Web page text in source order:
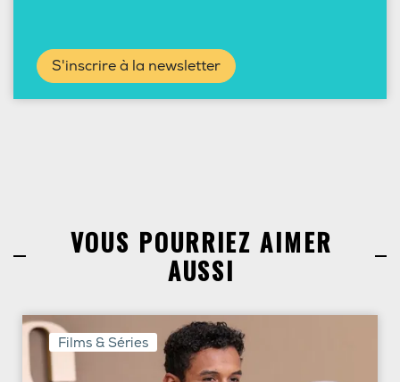
S'inscrire à la newsletter
VOUS POURRIEZ AIMER
AUSSI
Films & Séries